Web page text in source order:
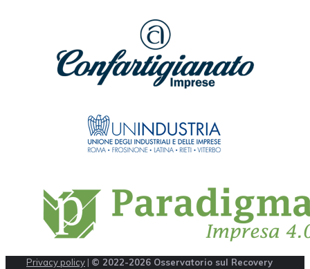
Privacy policy | © 2022-2026 Osservatorio sul Recovery